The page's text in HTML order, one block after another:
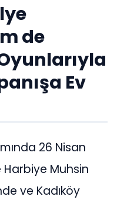
de
Ev
26 Nisan
Harbiye Muhsin
ve Kadıköy